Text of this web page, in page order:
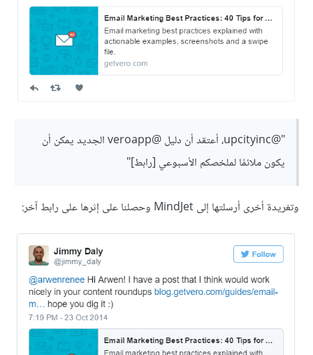
"@upcityinc، أعتقد أن دليل @veroapp الجديد يمكن أن
يكون ملائمًا لملخصكم الأسبوعي [رابط]"
وتغريدة أخرى أرسلتها إلى MindJet وحصلنا على إثرها على رابط آخر: